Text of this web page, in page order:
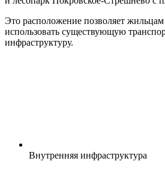
Это расположение позволяет
использовать существующую
инфраструктуру.
Внутренняя инфраструктура